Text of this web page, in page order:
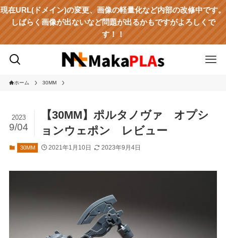
現在URL(ドメイン)の変更、画像の軽量化など内部の改修中です。
しばらく画像が出ないなど問題が出るかもですがよろしくで
す！！
ホーム 30MM
【30MM】ポルタノヴァ オプシ
ョンウェポン レビュー
2023
9/04
30MM 2021年1月10日 2023年9月4日